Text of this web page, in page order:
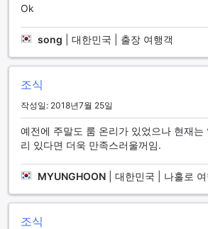
시티허브 호텔 @자고안 마젤랑은 여행객
있어 고객들은 편안하게 차량을 주차할 수
은 무료로 이용 가능하며, 고객들은 추가
편안한 주차를 즐길 수 있습니다. 자동차
시설로 여행의 불편함을 최소화하고 편안
요!
시티허브 호텔 @자고안 마젤랑의 다양한
합니다. 호텔 내 레스토랑에서는 매일 아침
선택지로 구성되어 있어 건강하고 맛있는
습니다. 또한, 호텔 근처에는 다양한 레스
Ok
song 대한민국 | 출장 여행객
조식
작성일: 2018년7월 25일
예전에 주말도 룸 온리가 있었으나 현재는
리 있다면 더욱 만족스러울꺼임.
MYUNGHOON 대한민국 | 나홀로 여
조식